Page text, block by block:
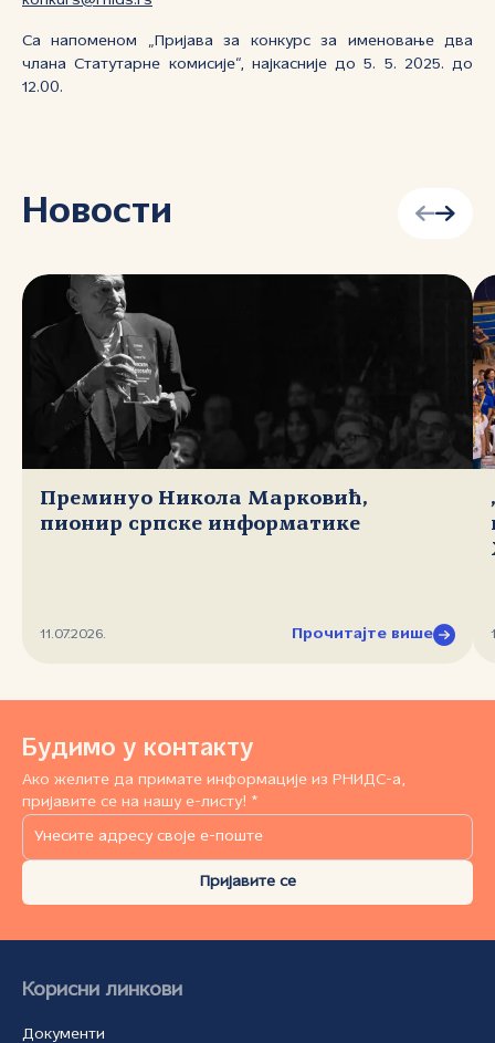
Са напоменом „Пријава за конкурс за именовање два
члана Статутарне комисије“, најкасније до 5. 5. 2025. до
12.00.
Новости
Преминуо Никола Марковић,
пионир српске информатике
11.07.2026. Прочитајте више
Будимо у контакту
Ако желите да примате информације из РНИДС-а,
пријавите се на нашу е-листу! *
Пријавите се
Корисни линкови
Документи